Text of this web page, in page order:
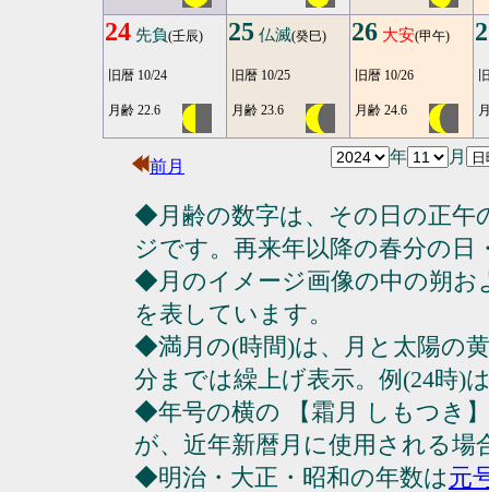
24 先負(壬辰)
旧暦 10/24
月齢 22.6
25 仏滅(癸巳)
旧暦 10/25
月齢 23.6
26 大安(甲午)
旧暦 10/26
月齢 24.6
前月
年 月
◆月齢の数字は、その日の正午
ジです。再来年以降の春分の日
◆月のイメージ画像の中の朔
を表しています。
◆満月の(時間)は、月と太陽の
分までは繰上げ表示。例(24時)
◆年号の横の 【霜月 しもつき
が、近年新暦月に使用される場
◆明治・大正・昭和の年数は元